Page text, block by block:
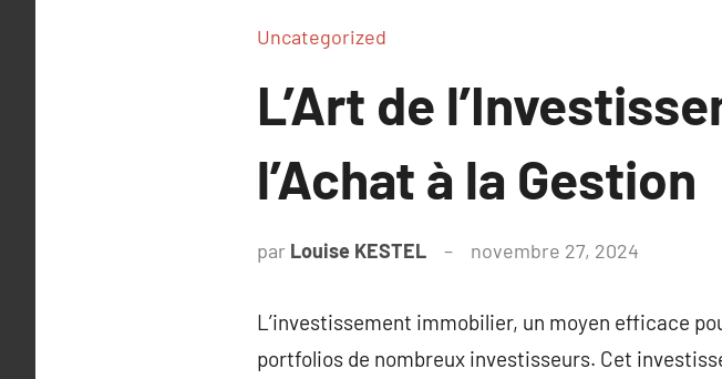
Uncategorized
L’Art de
l’Achat à la Gestion
par Louise KESTEL novembre 27, 2024
L’investissement immobilier, un moyen efficace
portfolios de nombreux investisseurs. Cet